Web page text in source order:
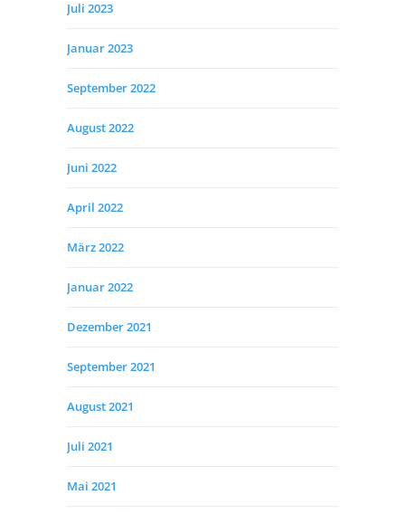
Juli 2023
Januar 2023
September 2022
August 2022
Juni 2022
April 2022
März 2022
Januar 2022
Dezember 2021
September 2021
August 2021
Juli 2021
Mai 2021